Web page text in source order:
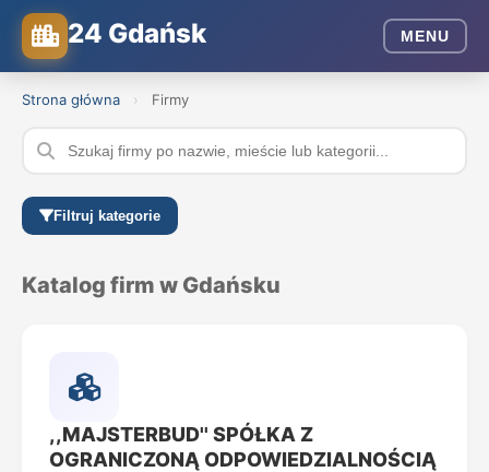
24 Gdańsk MENU
Strona główna › Firmy
Filtruj kategorie
Katalog firm w Gdańsku
,,MAJSTERBUD'' SPÓŁKA Z
OGRANICZONĄ ODPOWIEDZIALNOŚCIĄ